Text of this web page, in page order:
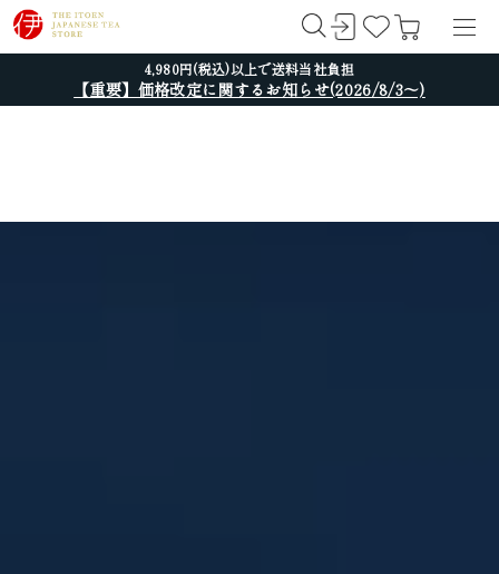
4,980円(税込)以上で送料当社負担
【重要】価格改定に関するお知らせ(2026/8/3～)